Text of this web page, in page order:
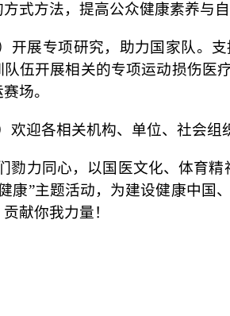
式方法，提高公众健康素养与自
）开展专项研究，助力国家队。
队伍开展相关的专项运动损伤医
场。
）欢迎各相关机构、单位、社会
勠力同心，以国医文化、体育
康”主题活动，为建设健康中国
献你我力量！